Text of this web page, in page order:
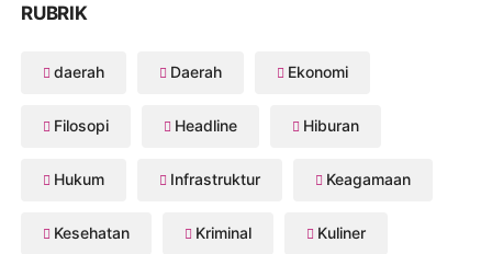
RUBRIK
daerah Daerah Ekonomi
Filosopi Headline Hiburan
Hukum Infrastruktur Keagamaan
Kesehatan Kriminal Kuliner